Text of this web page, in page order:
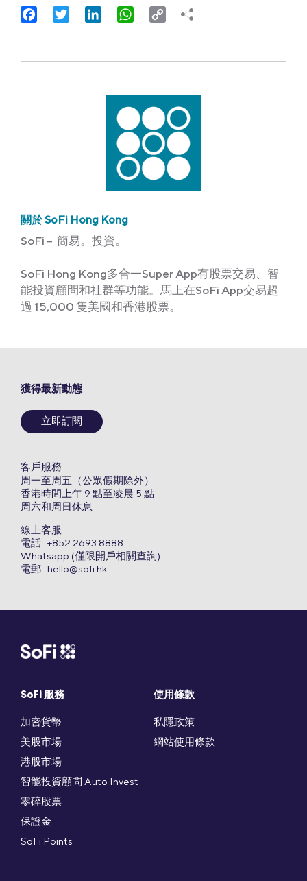
FacebookTwitter LinkedInWhatsApp
Copy
關於 SoFi Hong Kong
SoFi – 簡易。投資。
SoFi Hong Kong多合一Super App有股票交易、智
能投資顧問和社群等功能。馬上在SoFi App交易超
過 15,000 隻美國和香港股票。
SoFi 服務
加密貨幣
美股市場
港股市場
智能投資顧問 Auto Invest
零碎股票
保證金
SoFi Points
使用條款
私隱政策
網站使用條款
獲得最新動態
立即訂閱
客戶服務
周一至周五（公眾假期除外）
香港時間上午 9 點至凌晨 5 點
周六和周日休息
線上客服
電話 : +852 2693 8888
Whatsapp (僅限開戶相關查詢)
電郵 : hello@sofi.hk